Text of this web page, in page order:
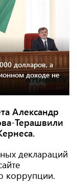
долларов, а
доходе не
Александр
Терашвили
деклараций
коррупции.